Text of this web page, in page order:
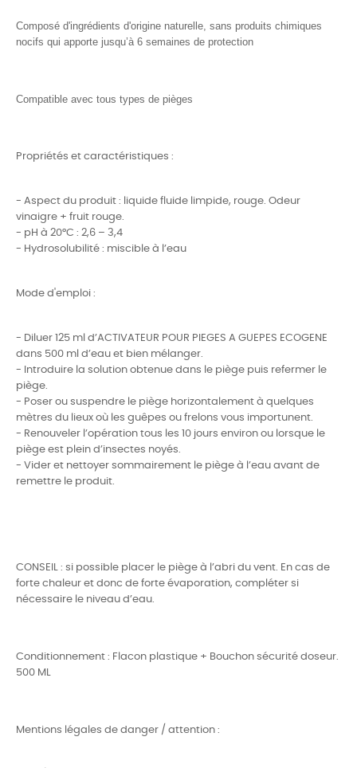
Composé d'ingrédients d'origine naturelle, sans produits chimiques
nocifs qui apporte jusqu’à 6 semaines de protection
Compatible avec tous types de pièges
Propriétés et caractéristiques :
- Aspect du produit : liquide fluide limpide, rouge. Odeur
vinaigre + fruit rouge.
- pH à 20°C : 2,6 – 3,4
- Hydrosolubilité : miscible à l’eau
Mode d'emploi :
- Diluer 125 ml d’ACTIVATEUR POUR PIEGES A GUEPES ECOGENE
dans 500 ml d’eau et bien mélanger.
- Introduire la solution obtenue dans le piège puis refermer le
piège.
- Poser ou suspendre le piège horizontalement à quelques
mètres du lieux où les guêpes ou frelons vous importunent.
- Renouveler l’opération tous les 10 jours environ ou lorsque le
piège est plein d’insectes noyés.
- Vider et nettoyer sommairement le piège à l’eau avant de
remettre le produit.
CONSEIL : si possible placer le piège à l’abri du vent. En cas de
forte chaleur et donc de forte évaporation, compléter si
nécessaire le niveau d’eau.
Conditionnement : Flacon plastique + Bouchon sécurité doseur.
500 ML
Mentions légales de danger / attention :